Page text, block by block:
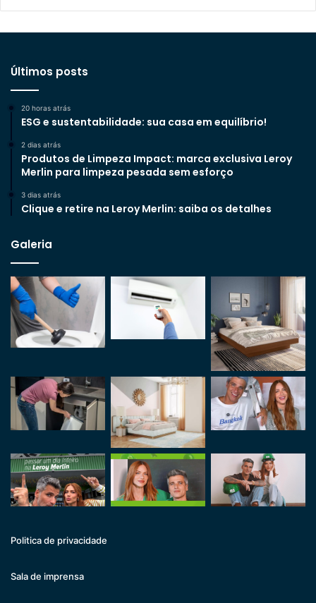
Últimos posts
20 horas atrás
ESG e sustentabilidade: sua casa em equilíbrio!
2 dias atrás
Produtos de Limpeza Impact: marca exclusiva Leroy
Merlin para limpeza pesada sem esforço
3 dias atrás
Clique e retire na Leroy Merlin: saiba os detalhes
Galeria
Politica de privacidade
Sala de imprensa